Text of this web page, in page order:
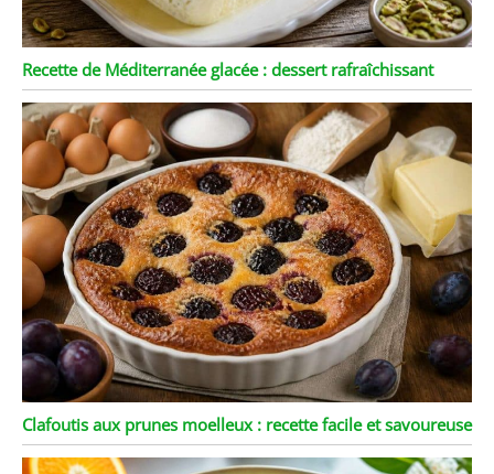
Recette de Méditerranée glacée : dessert rafraîchissant
Clafoutis aux prunes moelleux : recette facile et savoureuse